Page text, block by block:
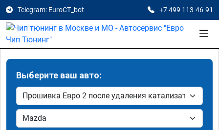
Telegram: EuroCT_bot +7 499 113-46-91
Выберите ваш авто: